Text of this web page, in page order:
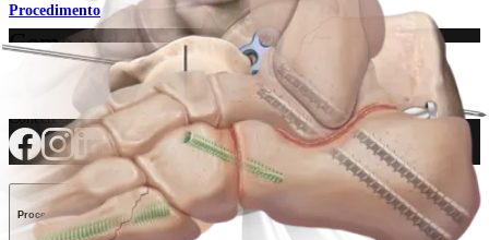
Procedimento
Como podemos ajudar?
Contacte um representante
Veja eventos, laboratórios e oportunidades educacionais
Inscreva-se para receber: O que há de novo na Arthrex?
Conecte-se conosco
Procedimento